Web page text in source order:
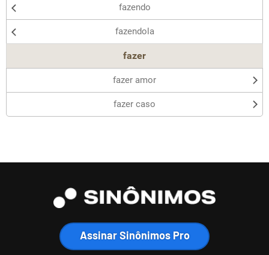
fazendo
fazendola
fazer
fazer amor
fazer caso
Assinar Sinônimos Pro